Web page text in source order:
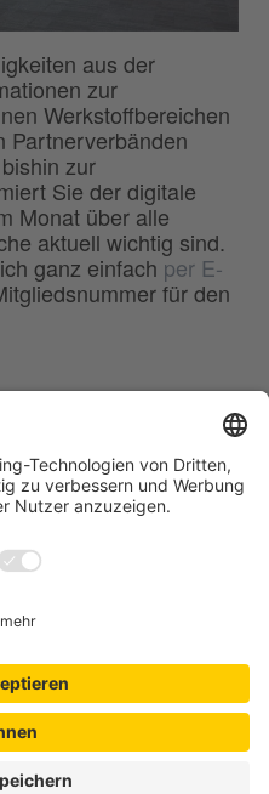
aus der
zur
Werkstoffbereichen
Partnerverbänden
zur
Sie der digitale
Monat über alle
aktuell wichtig sind.
ganz einfach per E-
für den
e.V.